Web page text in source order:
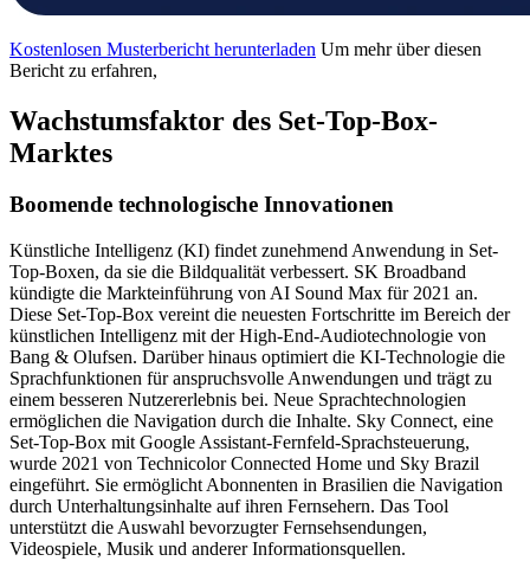
Kostenlosen Musterbericht herunterladen Um mehr über diesen
Bericht zu erfahren,
Wachstumsfaktor des Set-Top-Box-
Marktes
Boomende technologische Innovationen
Künstliche Intelligenz (KI) findet zunehmend Anwendung in Set-
Top-Boxen, da sie die Bildqualität verbessert. SK Broadband
kündigte die Markteinführung von AI Sound Max für 2021 an.
Diese Set-Top-Box vereint die neuesten Fortschritte im Bereich der
künstlichen Intelligenz mit der High-End-Audiotechnologie von
Bang & Olufsen. Darüber hinaus optimiert die KI-Technologie die
Sprachfunktionen für anspruchsvolle Anwendungen und trägt zu
einem besseren Nutzererlebnis bei. Neue Sprachtechnologien
ermöglichen die Navigation durch die Inhalte. Sky Connect, eine
Set-Top-Box mit Google Assistant-Fernfeld-Sprachsteuerung,
wurde 2021 von Technicolor Connected Home und Sky Brazil
eingeführt. Sie ermöglicht Abonnenten in Brasilien die Navigation
durch Unterhaltungsinhalte auf ihren Fernsehern. Das Tool
unterstützt die Auswahl bevorzugter Fernsehsendungen,
Videospiele, Musik und anderer Informationsquellen.